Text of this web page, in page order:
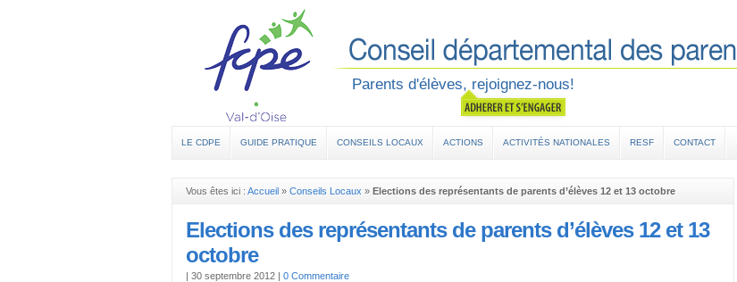
Parents d'élèves, rejoignez-nous!
LE CDPE GUIDE PRATIQUE CONSEILS LOCAUX ACTIONS ACTIVITÉS NATIONALES RESF CONTACT
Vous êtes ici : Accueil » Conseils Locaux » Elections des représentants de parents d’élèves 12 et 13 octobre
Elections des représentants de parents d’élèves 12 et 13
octobre
| 30 septembre 2012 | 0 Commentaire